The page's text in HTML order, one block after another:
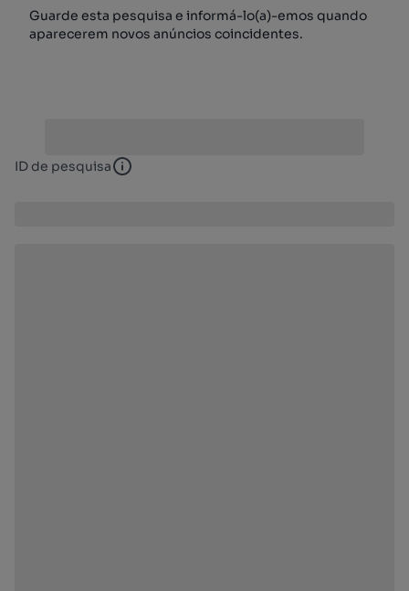
Guarde esta pesquisa e informá-lo(a)-emos quando
aparecerem novos anúncios coincidentes.
ID de pesquisa ID de pesquisa